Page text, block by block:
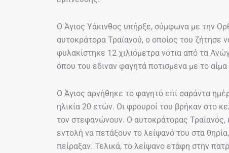
Ο Άγιος Υάκινθος υπήρξε, σύμφωνα με την
αυτοκράτορα Τραϊανού, ο οποίος του ζήτησε
φυλακίστηκε 12 χιλιόμετρα νότια από τα
όπου του έδιναν φαγητά ποτισμένα με το
Ο Άγιος αρνήθηκε το φαγητό επί σαράντα
ηλικία 20 ετών. Οι φρουροί του βρήκαν στο
τον στεφανώνουν. Ο αυτοκράτορας
εντολή να πετάξουν το λείψανό του στα
πείραξαν. Τελικά, το λείψανο ετάφη στην